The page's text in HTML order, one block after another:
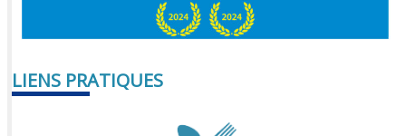
LIENS PRATIQUES